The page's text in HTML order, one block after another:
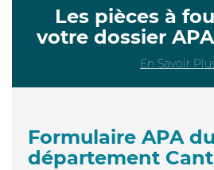
Les pièces à
votre dossier
En Savoir
Formulaire APA du
département